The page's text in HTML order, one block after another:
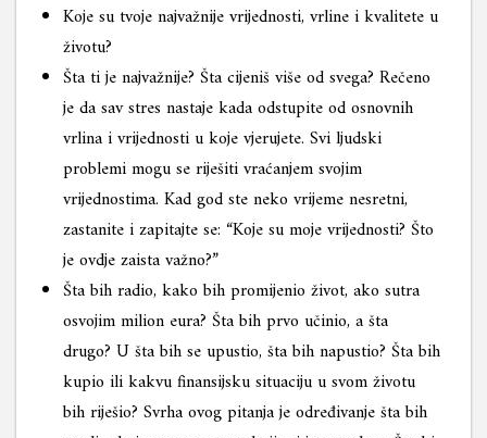
Koje su tvoje najvažnije vrijednosti, vrline i kvalitete u
životu?
Šta ti je najvažnije? Šta cijeniš više od svega? Rečeno
je da sav stres nastaje kada odstupite od osnovnih
vrlina i vrijednosti u koje vjerujete. Svi ljudski
problemi mogu se riješiti vraćanjem svojim
vrijednostima. Kad god ste neko vrijeme nesretni,
zastanite i zapitajte se: “Koje su moje vrijednosti? Što
je ovdje zaista važno?”
Šta bih radio, kako bih promijenio život, ako sutra
osvojim milion eura? Šta bih prvo učinio, a šta
drugo? U šta bih se upustio, šta bih napustio? Šta bih
kupio ili kakvu finansijsku situaciju u svom životu
bih riješio? Svrha ovog pitanja je određivanje šta bih